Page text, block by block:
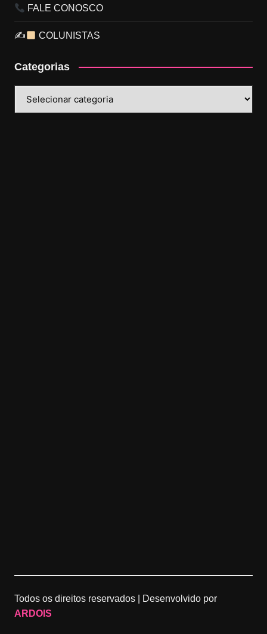
FALE CONOSCO
✍ COLUNISTAS
Categorias
Todos os direitos reservados |
Desenvolvido por
ARDOIS